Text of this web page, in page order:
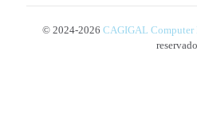
© 2024-2026 CAGIGAL Computer